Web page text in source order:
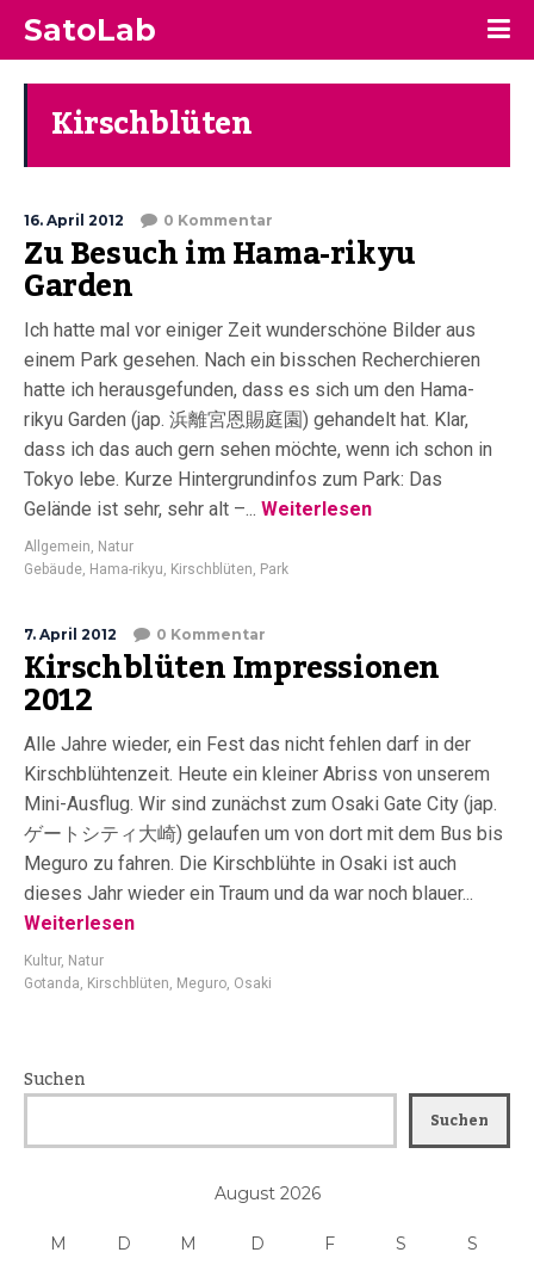
SatoLab
Kirschblüten
16. April 2012 0 Kommentar
Zu Besuch im Hama-rikyu
Garden
Ich hatte mal vor einiger Zeit wunderschöne Bilder aus
einem Park gesehen. Nach ein bisschen Recherchieren
hatte ich herausgefunden, dass es sich um den Hama-
rikyu Garden (jap. 浜離宮恩賜庭園) gehandelt hat. Klar,
dass ich das auch gern sehen möchte, wenn ich schon in
Tokyo lebe. Kurze Hintergrundinfos zum Park: Das
Gelände ist sehr, sehr alt –... Weiterlesen
Allgemein, Natur
Gebäude, Hama-rikyu, Kirschblüten, Park
7. April 2012 0 Kommentar
Kirschblüten Impressionen
2012
Alle Jahre wieder, ein Fest das nicht fehlen darf in der
Kirschblühtenzeit. Heute ein kleiner Abriss von unserem
Mini-Ausflug. Wir sind zunächst zum Osaki Gate City (jap.
ゲートシティ大崎) gelaufen um von dort mit dem Bus bis
Meguro zu fahren. Die Kirschblühte in Osaki ist auch
dieses Jahr wieder ein Traum und da war noch blauer...
Weiterlesen
Kultur, Natur
Gotanda, Kirschblüten, Meguro, Osaki
Suchen
Suchen
August 2026
M D M D F S S